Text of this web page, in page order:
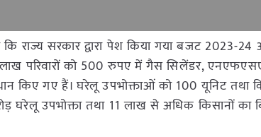
राज्य सरकार द्वारा पेश किया गया बजट 2023-
परिवारों को 500 रुपए में गैस सिलेंडर, एनएफएसए
किए गए हैं। घरेलू उपभोक्ताओं को 100 यूनिट तथा
घरेलू उपभोक्ता तथा 11 लाख से अधिक किसानों का